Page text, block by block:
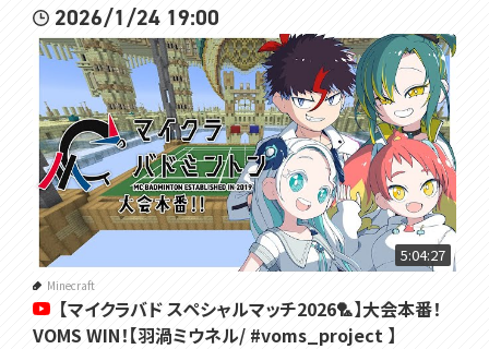
2026/1/24 19:00
5:04:27
Minecraft
【マイクラバド スペシャルマッチ2026🏸】大会本番！
VOMS WIN！【羽渦ミウネル/ #voms_project 】